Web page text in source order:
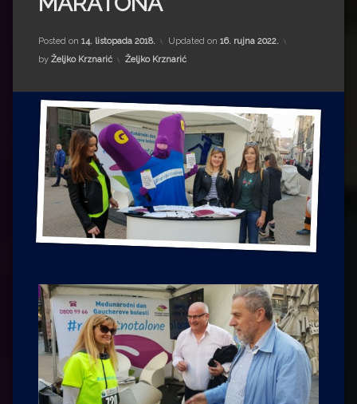
Impressum
Milenko Strižak
Drugi autori
Drugi autori
Ljiljana Lekanić-Kljaić
Željko Krznarić
Mario Lovreković
Miroslav Šantek
Posted on 14. listopada 2018. Updated on 16. rujna 2022.
by Željko Krznarić Kategorije:
Željko Krznarić